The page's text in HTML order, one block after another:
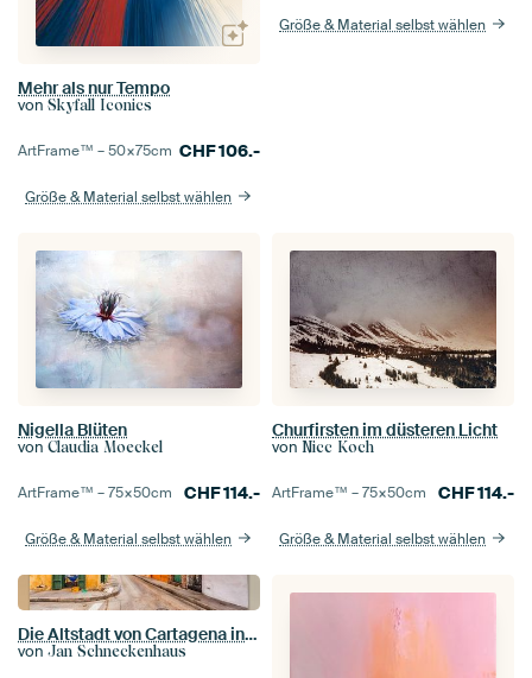
Mehr als nur Tempo
von Skyfall Iconics
ArtFrame™ –50×75cm CHF106.-
Größe & Material selbst wählen
Größe & Material selbst wählen
Nigella Blüten
von Claudia Moeckel
ArtFrame™ –75×50cm CHF114.-
Größe & Material selbst wählen
Churfirsten im düsteren Licht
von Nicc Koch
ArtFrame™ –75×50cm CHF114.-
Größe & Material selbst wählen
Die Altstadt von Cartagena in Kolumbien
von Jan Schneckenhaus